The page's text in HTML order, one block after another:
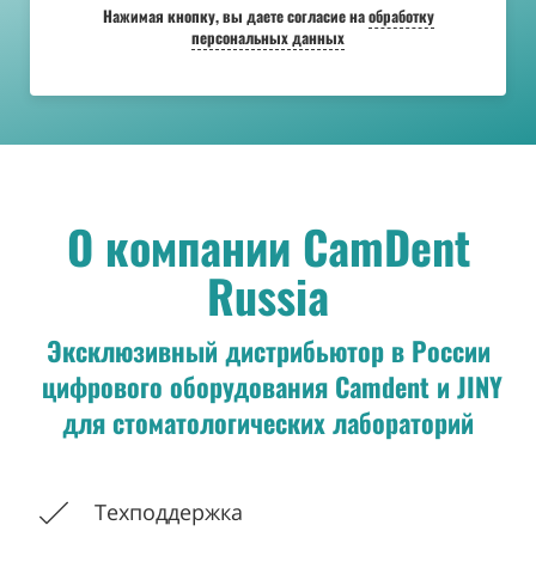
Нажимая кнопку, вы даете согласие наобработку
персональных данных
О компании CamDent
Russia
Эксклюзивный дистрибьютор в России
цифрового оборудования Camdent и JINY
длястоматологических лабораторий
Техподдержка